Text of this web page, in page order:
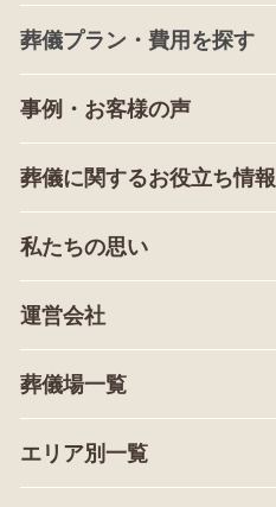
葬儀プラン・費用を探す
事例・お客様の声
葬儀に関するお役立ち情報
私たちの思い
運営会社
葬儀場一覧
エリア別一覧